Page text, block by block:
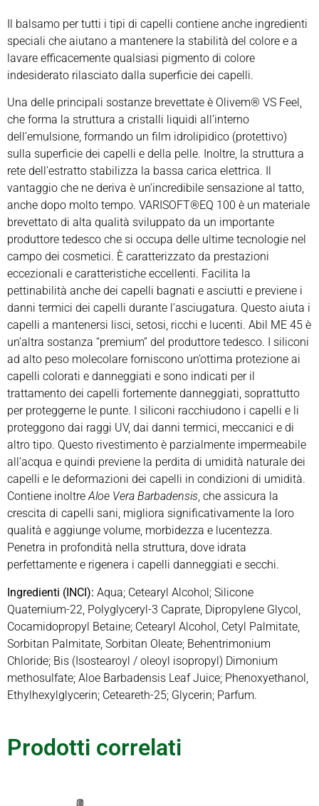
Il balsamo per tutti i tipi di capelli contiene anche ingredienti
speciali che aiutano a mantenere la stabilità del colore e a
lavare efficacemente qualsiasi pigmento di colore
indesiderato rilasciato dalla superficie dei capelli.
Una delle principali sostanze brevettate è Olivem® VS Feel,
che forma la struttura a cristalli liquidi all’interno
dell’emulsione, formando un film idrolipidico (protettivo)
sulla superficie dei capelli e della pelle. Inoltre, la struttura a
rete dell’estratto stabilizza la bassa carica elettrica. Il
vantaggio che ne deriva è un’incredibile sensazione al tatto,
anche dopo molto tempo. VARISOFT®EQ 100 è un materiale
brevettato di alta qualità sviluppato da un importante
produttore tedesco che si occupa delle ultime tecnologie nel
campo dei cosmetici. È caratterizzato da prestazioni
eccezionali e caratteristiche eccellenti. Facilita la
pettinabilità anche dei capelli bagnati e asciutti e previene i
danni termici dei capelli durante l’asciugatura. Questo aiuta i
capelli a mantenersi lisci, setosi, ricchi e lucenti. Abil ME 45 è
un’altra sostanza “premium” del produttore tedesco. I siliconi
ad alto peso molecolare forniscono un’ottima protezione ai
capelli colorati e danneggiati e sono indicati per il
trattamento dei capelli fortemente danneggiati, soprattutto
per proteggerne le punte. I siliconi racchiudono i capelli e li
proteggono dai raggi UV, dai danni termici, meccanici e di
altro tipo. Questo rivestimento è parzialmente impermeabile
all’acqua e quindi previene la perdita di umidità naturale dei
capelli e le deformazioni dei capelli in condizioni di umidità.
Contiene inoltreAloe Vera Barbadensis, che assicura la
crescita di capelli sani, migliora significativamente la loro
qualità e aggiunge volume, morbidezza e lucentezza.
Penetra in profondità nella struttura, dove idrata
perfettamente e rigenera i capelli danneggiati e secchi.
Ingredienti (INCI): Aqua; Cetearyl Alcohol; Silicone
Quaternium-22, Polyglyceryl-3 Caprate, Dipropylene Glycol,
Cocamidopropyl Betaine; Cetearyl Alcohol, Cetyl Palmitate,
Sorbitan Palmitate, Sorbitan Oleate; Behentrimonium
Chloride; Bis (Isostearoyl / oleoyl isopropyl) Dimonium
methosulfate; Aloe Barbadensis Leaf Juice; Phenoxyethanol,
Ethylhexylglycerin; Ceteareth-25; Glycerin; Parfum.
Prodotti correlati